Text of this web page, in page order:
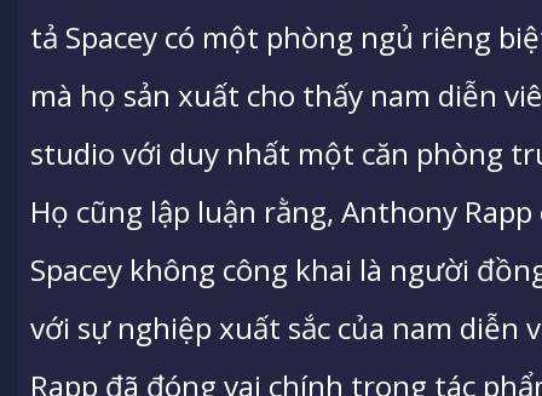
tả Spacey có một phòng ngủ riêng
mà họ sản xuất cho thấy nam diễn
studio với duy nhất một căn phòng
Họ cũng lập luận rằng, Anthony
Spacey không công khai là người
với sự nghiệp xuất sắc của nam diễn
Rapp đã đóng vai chính trong tác